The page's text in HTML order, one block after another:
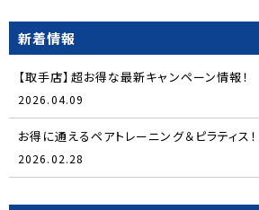
新着情報
【取手店】超お得な最新キャンペーン情報！
2026.04.09
お得に通えるペアトレーニング＆ピラティス！
2026.02.28